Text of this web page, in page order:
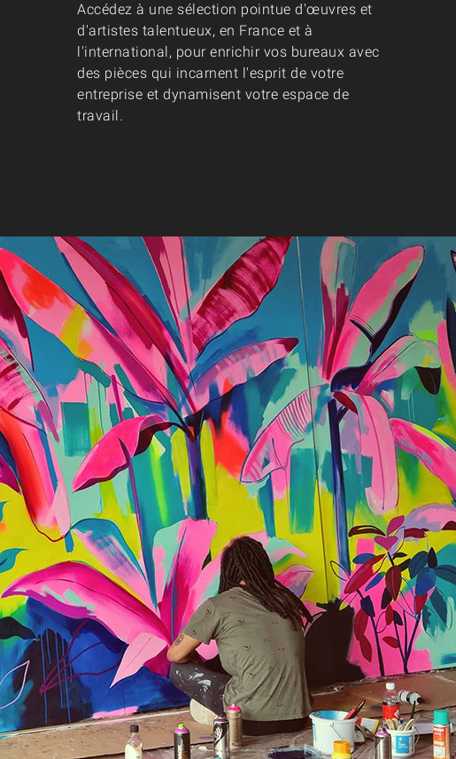
Accédez à une sélection pointue d'œuvres et
d'artistes talentueux, en France et à
l'international, pour enrichir vos bureaux avec
des pièces qui incarnent l'esprit de votre
entreprise et dynamisent votre espace de
travail.